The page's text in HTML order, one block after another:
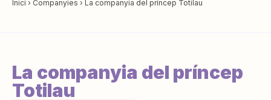
Inici › Companyies › La companyia del príncep Totilau
La companyia del príncep
Totilau